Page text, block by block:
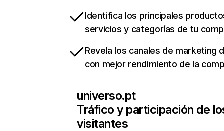
Identifica los principales
servicios y categorías de tu
Revela los canales de marketing
con mejor rendimiento de la
universo.pt
Tráfico y participación de
visitantes